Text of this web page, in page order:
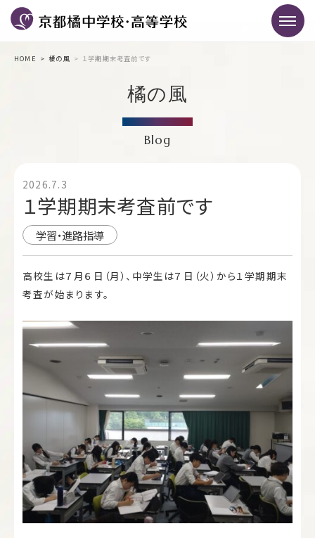
HOME 橘の風 １学期期末考査前です
橘の風
Blog
2026.7.3
１学期期末考査前です
学習・進路指導
高校生は７月６日（月）、中学生は７日（火）から１学期期末
考査が始まります。